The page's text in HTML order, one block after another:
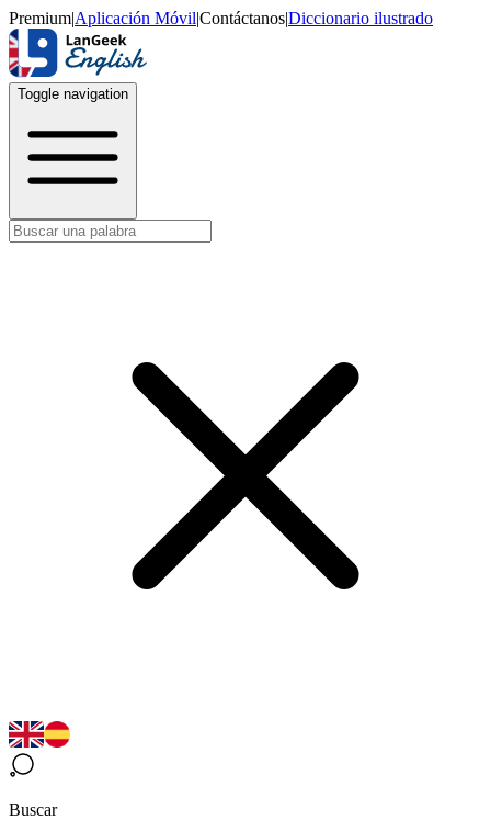
Premium|Aplicación Móvil|Contáctanos|Diccionario ilustrado
Toggle navigation
Buscar